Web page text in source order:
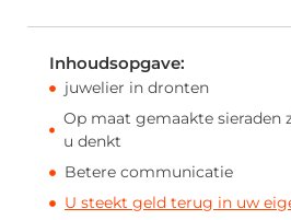
Inhoudsopgave:
juwelier in dronten
Op maat gemaakte sieraden
u denkt
Betere communicatie
U steekt geld terug in uw